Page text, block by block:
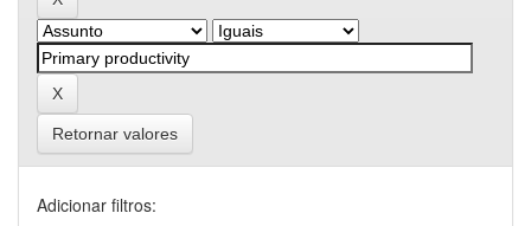
Retornar valores
Adicionar filtros: